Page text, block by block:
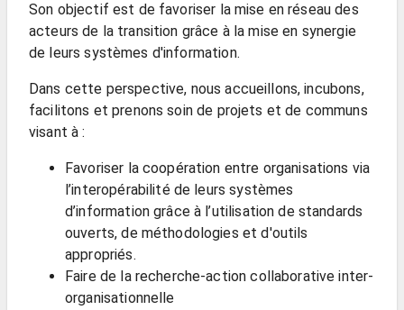
Son objectif est de favoriser la mise en réseau des
acteurs de la transition grâce à la mise en synergie
de leurs systèmes d'information.
Dans cette perspective, nous accueillons, incubons,
facilitons et prenons soin de projets et de communs
visant à :
Favoriser la coopération entre organisations via
l’interopérabilité de leurs systèmes
d’information grâce à l’utilisation de standards
ouverts, de méthodologies et d'outils
appropriés.
Faire de la recherche-action collaborative inter-
organisationnelle